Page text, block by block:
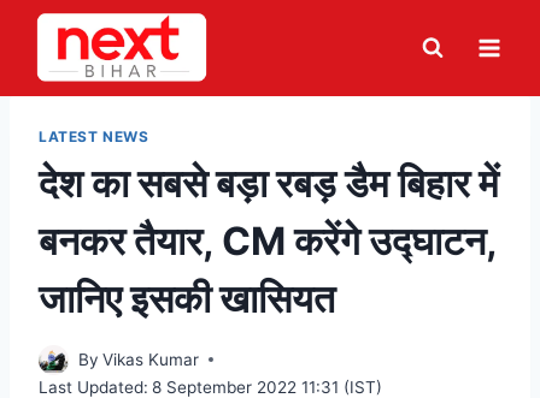
Skip
content
LATEST NEWS
देश का सबसे बड़ा रबड़ डैम बिहार में
बनकर तैयार, CM करेंगे उद्घाटन,
जानिए इसकी खासियत
By Vikas Kumar
Last Updated: 8 September 2022 11:31 (IST)